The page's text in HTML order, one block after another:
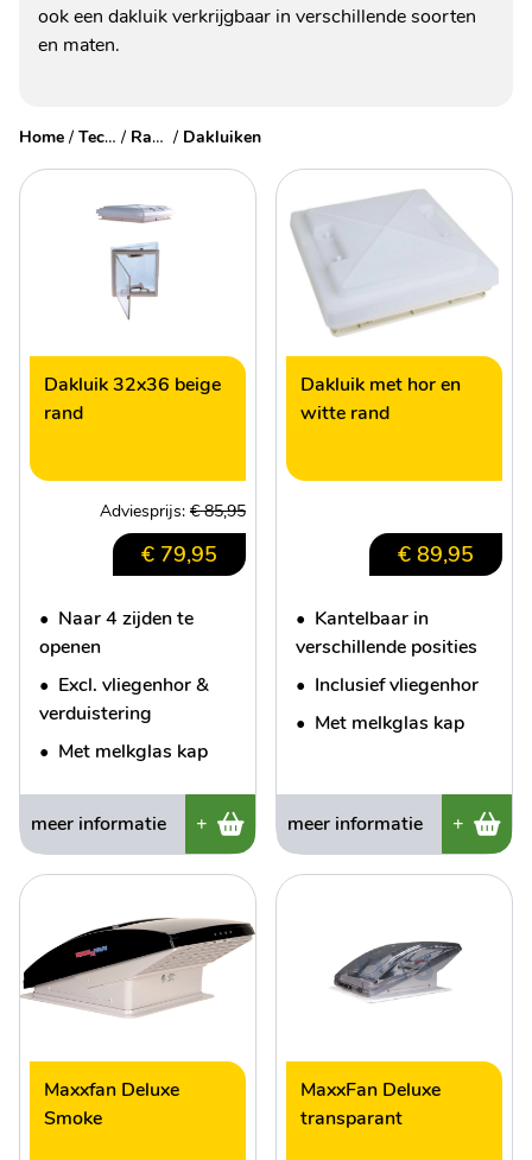
ook een dakluik verkrijgbaar in verschillende soorten
en maten.
Home / Technische accessoires / Ramen, deuren & luiken / Dakluiken
Dakluik 32x36 beige
rand
Adviesprijs: € 85,95
€ 79,95
• Naar 4 zijden te
openen
• Excl. vliegenhor &
verduistering
• Met melkglas kap
meer informatie +
Dakluik met hor en
witte rand
€ 89,95
• Kantelbaar in
verschillende posities
• Inclusief vliegenhor
• Met melkglas kap
meer informatie +
Maxxfan Deluxe
Smoke
MaxxFan Deluxe
transparant